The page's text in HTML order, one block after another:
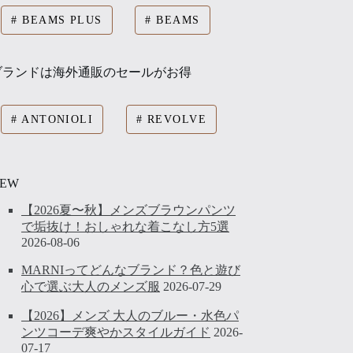
BEAMS PLUS BEAMS
ランドは海外通販のセールがお得
ANTONIOLI REVOLVE
【2026夏〜秋】メンズブラウンパンツ
で垢抜け！おしゃれな着こなし方5選
2026-08-06
MARNIってどんなブランド？色と遊び
心で選ぶ大人のメンズ服 2026-07-29
【2026】メンズ 大人のブルー・水色パ
ンツコーデ爽やかスタイルガイド 2026-
07-17